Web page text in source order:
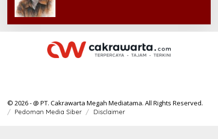
© 2026 - @ PT. Cakrawarta Megah Mediatama. All Rights Reserved.
Pedoman Media Siber Disclaimer